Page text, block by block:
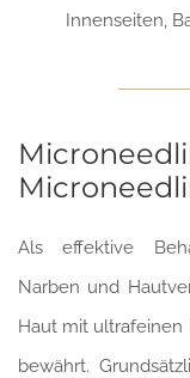
Innenseiten,
Als effektive
Narben und
Haut mit ultrafeinen
bewährt.